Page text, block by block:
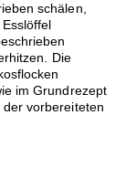
schälen,
Die
im Grundrezept
vorbereiteten